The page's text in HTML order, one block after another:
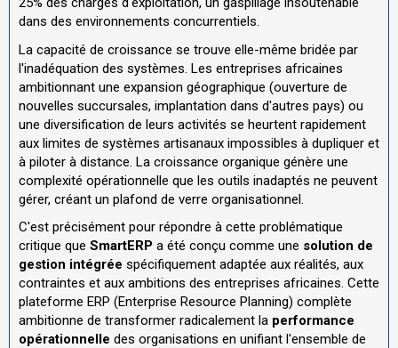
dans des environnements concurrentiels.
La capacité de croissance se trouve elle-même bridée par
l'inadéquation des systèmes. Les entreprises africaines
ambitionnant une expansion géographique (ouverture de
nouvelles succursales, implantation dans d'autres pays) ou
une diversification de leurs activités se heurtent rapidement
aux limites de systèmes artisanaux impossibles à dupliquer et
à piloter à distance. La croissance organique génère une
complexité opérationnelle que les outils inadaptés ne peuvent
gérer, créant un plafond de verre organisationnel.
C'est précisément pour répondre à cette problématique
critique que SmartERP a été conçu comme une solution de
gestion intégrée spécifiquement adaptée aux réalités, aux
contraintes et aux ambitions des entreprises africaines. Cette
plateforme ERP (Enterprise Resource Planning) complète
ambitionne de transformer radicalement la performance
opérationnelle des organisations en unifiant l'ensemble de